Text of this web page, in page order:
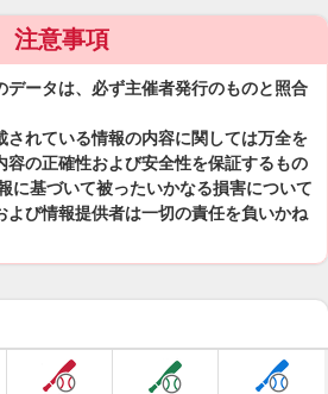
注意事項
データは、必ず主催者発行のものと照合
されている情報の内容に関しては万全を
容の正確性および安全性を保証するもの
に基づいて被ったいかなる損害について
よび情報提供者は一切の責任を負いかね